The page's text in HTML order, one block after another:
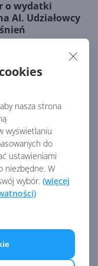
nasza strona
wyświetlaniu
do
ustawieniami
niezbędne. W
wybór. (więcej
o wydatki
AI. Udziałowcy
zarabia
dostał sporą
r.
AI
i dołącza...